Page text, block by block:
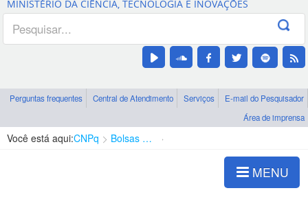
Canais
MINISTÉRIO DA CIÊNCIA, TECNOLOGIA E INOVAÇÕES
Perguntas frequentes Central de Atendimento Serviços
E-mail do Pesquisador
Área de imprensa
Você está aqui:CNPq Bolsas e Auxílios Vigentes
MENU